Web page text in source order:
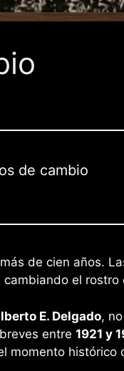
de cambio
de cien años.
el rostro
E. Delgado,
entre 1921 y
momento histórico